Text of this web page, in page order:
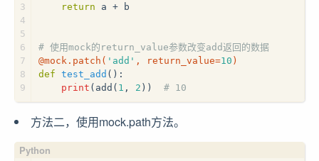
3
4
5
6
7
8
9
return a + b
# 使用mock的return_value参数改变add返回的数据
@mock.patch( 'add' , return_value=10 )
def test_add ():
print (add( 1 , 2 )) # 10
方法二，使用mock.path方法。